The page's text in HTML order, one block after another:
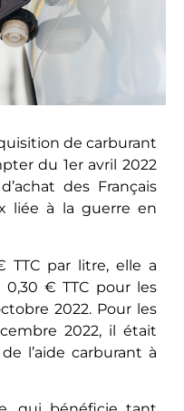
de carburant
du 1eravril 2022
des Français
liée à la guerre en
TTC par litre, elle a
€ TTC pour les
2022. Pour les
2022, il était
l’aide carburant à